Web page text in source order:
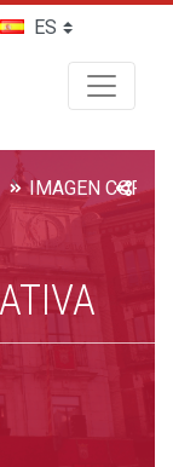
IMAGEN